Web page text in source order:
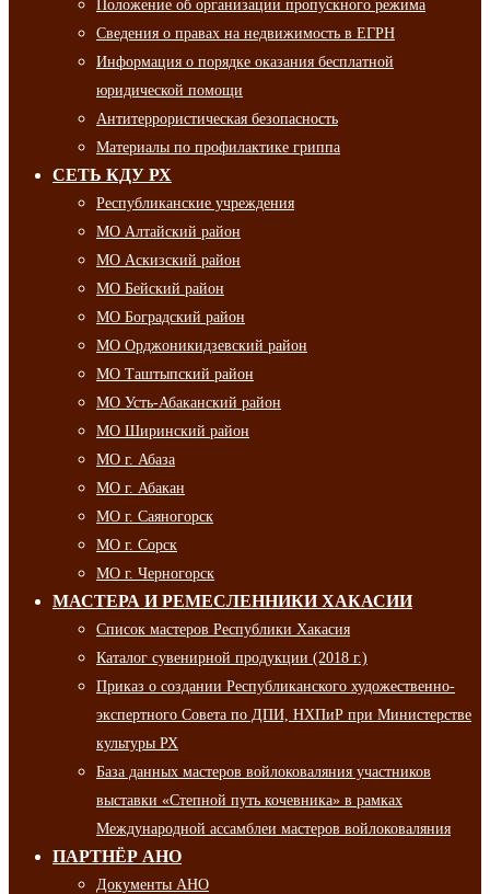
Положение об организации пропускного режима
Сведения о правах на недвижимость в ЕГРН
Информация о порядке оказания бесплатной
юридической помощи
Антитеррористическая безопасность
Материалы по профилактике гриппа
СЕТЬ КДУ РХ
Республиканские учреждения
МО Алтайский район
МО Аскизский район
МО Бейский район
МО Боградский район
МО Орджоникидзевский район
МО Таштыпский район
МО Усть-Абаканский район
МО Ширинский район
МО г. Абаза
МО г. Абакан
МО г. Саяногорск
МО г. Сорск
МО г. Черногорск
МАСТЕРА И РЕМЕСЛЕННИКИ ХАКАСИИ
Список мастеров Республики Хакасия
Каталог сувенирной продукции (2018 г.)
Приказ о создании Республиканского художественно-
экспертного Совета по ДПИ, НХПиР при Министерстве
культуры РХ
База данных мастеров войлоковаляния участников
выставки «Степной путь кочевника» в рамках
Международной ассамблеи мастеров войлоковаляния
ПАРТНЁР АНО
Документы АНО